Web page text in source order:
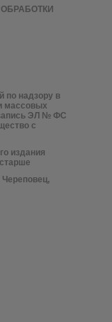
по надзору в
массовых
ЭЛ № ФС
с
издания
Череповец,